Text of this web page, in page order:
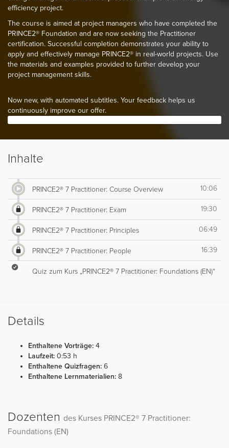
efficiency project.
The course is aimed at project managers who have completed the
PRINCE2® Foundation and are now seeking the Practitioner
certification. Successful completion demonstrates your ability to
apply and effectively manage PRINCE2® in real-world projects. Use
the materials and examples provided to further develop your
project management skills.
Now new, with automated subtitles. Your feedback helps us
continuously improve our offer.
Inhalte
PRINCE2® 7 Practitioner: Course Overview 10:06
PRINCE2® 7 Practitioner: Exam 19:30
PRINCE2® 7 Practitioner: Principles 06:49
PRINCE2® 7 Practitioner: People 16:39
Quiz zum Kurs „PRINCE2® 7 Practitioner: Foundations (EN)“
Details
Enthaltene Vorträge: 4
Laufzeit: 0:53 h
Enthaltene Quizfragen: 6
Enthaltene Lernmaterialien: 8
Dozenten des Kurses PRINCE2® 7 Practitioner:
Foundations (EN)